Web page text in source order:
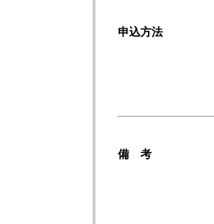
申込方法
備 考